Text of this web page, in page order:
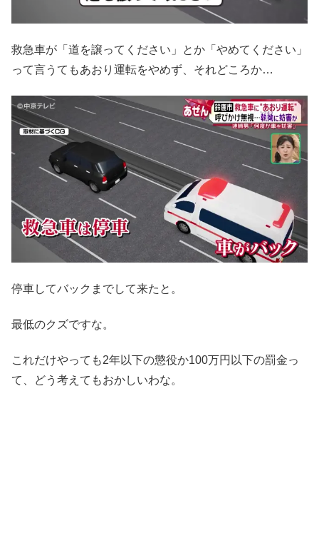
救急車が「道を譲ってください」とか「やめてください」
って言うてもあおり運転をやめず、それどころか…
停車してバックまでして来たと。
最低のクズですな。
これだけやっても2年以下の懲役か100万円以下の罰金っ
て、どう考えてもおかしいわな。